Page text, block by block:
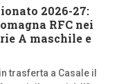
2026-27:
RFC nei
A maschile e
trasferta a Casale il